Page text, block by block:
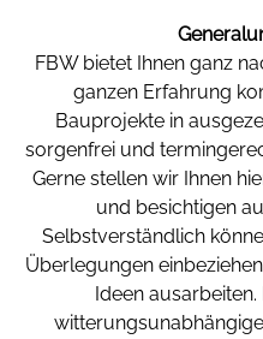
FBW bietet Ihnen ganz
ganzen Erfahrung
Bauprojekte in
sorgenfrei und
Gerne stellen wir Ihnen
und besichtigen
Selbstverständlich
Überlegungen
Ideen